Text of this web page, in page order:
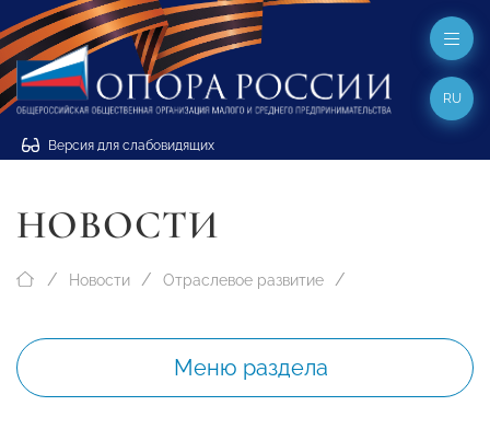
Версия для слабовидящих
RU
НОВОСТИ
Новости Отраслевое развитие
Меню раздела